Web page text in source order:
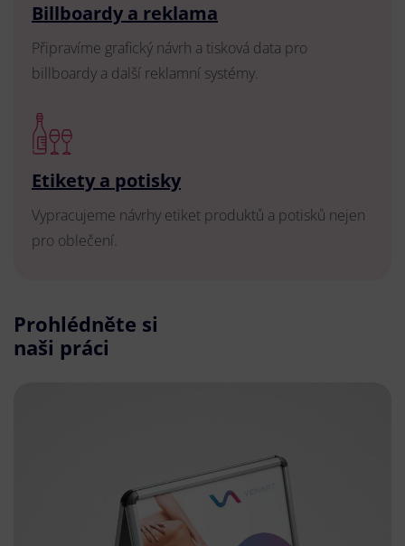
Billboardy a reklama
Připravíme grafický návrh a tisková data pro
billboardy a další reklamní systémy.
Etikety a potisky
Vypracujeme návrhy etiket produktů a potisků nejen
pro oblečení.
Prohlédněte si
naši práci